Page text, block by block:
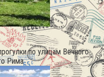
по улицам Вечного
Рима